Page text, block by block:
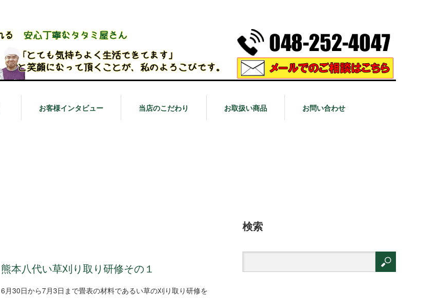
お客様インタビュー 当店のこだわり お取扱い商品 お問い合わせ
熊本八代い草刈り取り研修その１
6月30日から7月3日まで畳表の材料であるい草の刈り取り研修を
検索